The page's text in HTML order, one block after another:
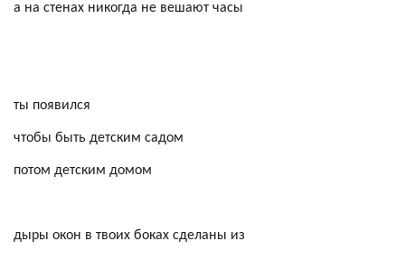
а на стенах никогда не вешают часы
ты появился
чтобы быть детским садом
потом детским домом
дыры окон в твоих боках сделаны из